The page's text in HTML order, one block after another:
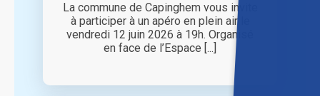
La commune de Capinghem vous invite
à participer à un apéro en plein air le
vendredi 12 juin 2026 à 19h. Organisé
en face de l’Espace [...]